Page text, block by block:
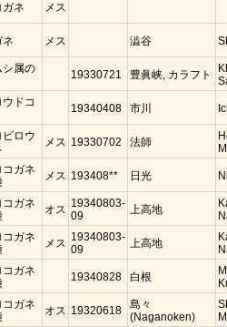
ネ メス
ネ メス 澁谷
シ属の
19330721 豊眞峡, カラフト
ドコ
19340408 市川
ロウ
メス 19330702 法師
ガネ
メス 193408** 日光
ガネ
オス 19340803-
09
上高地
ガネ
メス 19340803-
09
上高地
ガネ
19340828 白根
ガネ
オス 19320618
島々
(Naganoken)